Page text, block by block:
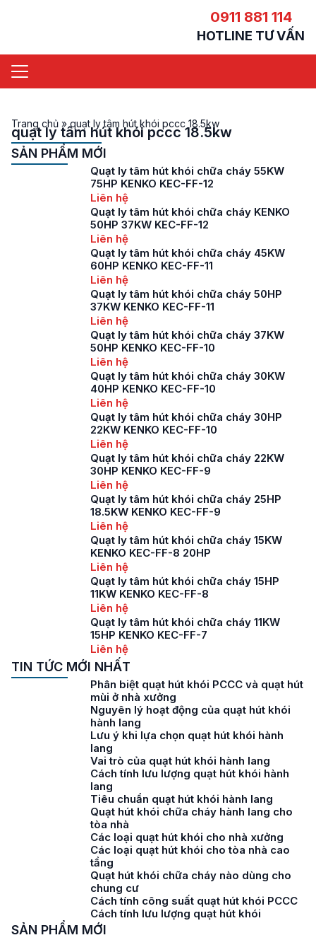
0911 881 114
HOTLINE TƯ VẤN
Trang chủ »quạt ly tâm hút khói pccc 18.5kw
quạt ly tâm hút khói pccc 18.5kw
SẢN PHẨM MỚI
Quạt ly tâm hút khói chữa cháy 55KW
75HP KENKO KEC-FF-12
Liên hệ
Quạt ly tâm hút khói chữa cháy KENKO
50HP 37KW KEC-FF-12
Liên hệ
Quạt ly tâm hút khói chữa cháy 45KW
60HP KENKO KEC-FF-11
Liên hệ
Quạt ly tâm hút khói chữa cháy 50HP
37KW KENKO KEC-FF-11
Liên hệ
Quạt ly tâm hút khói chữa cháy 37KW
50HP KENKO KEC-FF-10
Liên hệ
Quạt ly tâm hút khói chữa cháy 30KW
40HP KENKO KEC-FF-10
Liên hệ
Quạt ly tâm hút khói chữa cháy 30HP
22KW KENKO KEC-FF-10
Liên hệ
Quạt ly tâm hút khói chữa cháy 22KW
30HP KENKO KEC-FF-9
Liên hệ
Quạt ly tâm hút khói chữa cháy 25HP
18.5KW KENKO KEC-FF-9
Liên hệ
Quạt ly tâm hút khói chữa cháy 15KW
KENKO KEC-FF-8 20HP
Liên hệ
Quạt ly tâm hút khói chữa cháy 15HP
11KW KENKO KEC-FF-8
Liên hệ
Quạt ly tâm hút khói chữa cháy 11KW
15HP KENKO KEC-FF-7
Liên hệ
TIN TỨC MỚI NHẤT
Phân biệt quạt hút khói PCCC và quạt hút
mùi ở nhà xưởng
Nguyên lý hoạt động của quạt hút khói
hành lang
Lưu ý khi lựa chọn quạt hút khói hành
lang
Vai trò của quạt hút khói hành lang
Cách tính lưu lượng quạt hút khói hành
lang
Tiêu chuẩn quạt hút khói hành lang
Quạt hút khói chữa cháy hành lang cho
tòa nhà
Các loại quạt hút khói cho nhà xưởng
Các loại quạt hút khói cho tòa nhà cao
tầng
Quạt hút khói chữa cháy nào dùng cho
chung cư
Cách tính công suất quạt hút khói PCCC
Cách tính lưu lượng quạt hút khói
SẢN PHẨM MỚI